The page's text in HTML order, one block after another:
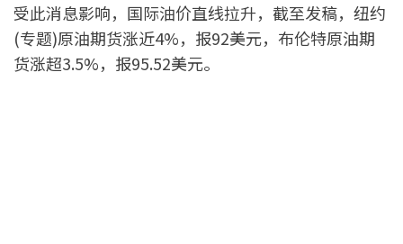
受此消息影响，国际油价直线拉升，截至发稿，纽约
(专题)原油期货涨近4%，报92美元，布伦特原油期
货涨超3.5%，报95.52美元。